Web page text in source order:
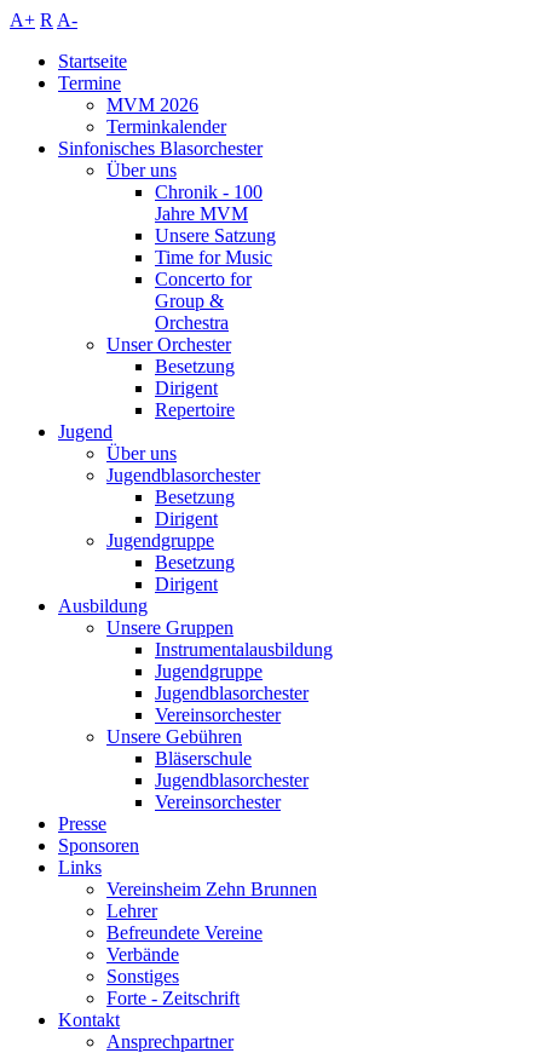
A+ R A-
Startseite
Termine
MVM 2026
Terminkalender
Sinfonisches Blasorchester
Über uns
Chronik - 100
Jahre MVM
Unsere Satzung
Time for Music
Concerto for
Group &
Orchestra
Unser Orchester
Besetzung
Dirigent
Repertoire
Jugend
Über uns
Jugendblasorchester
Besetzung
Dirigent
Jugendgruppe
Besetzung
Dirigent
Ausbildung
Unsere Gruppen
Instrumentalausbildung
Jugendgruppe
Jugendblasorchester
Vereinsorchester
Unsere Gebühren
Bläserschule
Jugendblasorchester
Vereinsorchester
Presse
Sponsoren
Links
Vereinsheim Zehn Brunnen
Lehrer
Befreundete Vereine
Verbände
Sonstiges
Forte - Zeitschrift
Kontakt
Ansprechpartner